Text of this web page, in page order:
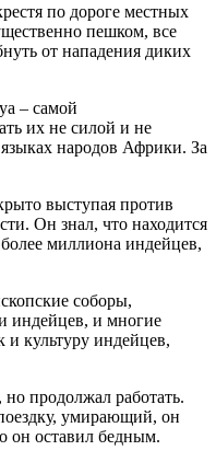
по дороге местных
пешком, все
от нападения диких
– самой
их не силой и не
народов Африки. За
выступая против
Он знал, что находится
миллиона индейцев,
соборы,
индейцев, и многие
культуру индейцев,
продолжал работать.
умирающий, он
он оставил бедным.